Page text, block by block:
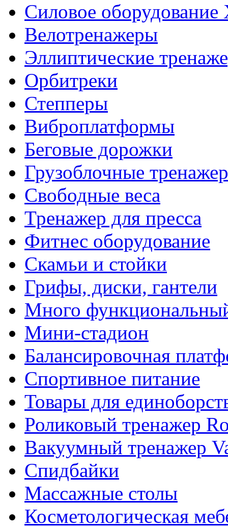
Силовое оборудование
Велотренажеры
Эллиптические
Орбитреки
Степперы
Виброплатформы
Беговые дорожки
Грузоблочные
Свободные веса
Тренажер для пресса
Фитнес оборудование
Скамьи и стойки
Грифы, диски, гантели
Много
Мини-стадион
Балансировочная
Спортивное питание
Товары для
Роликовый тренажер
Вакуумный тренажер
Спидбайки
Массажные столы
Косметологическая